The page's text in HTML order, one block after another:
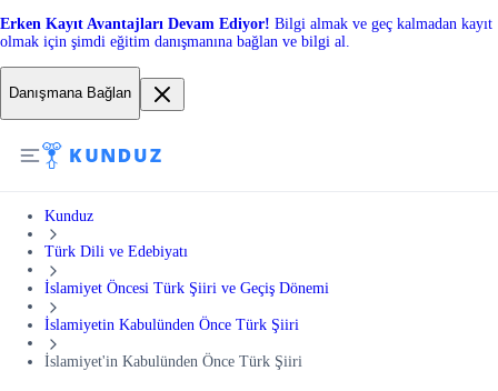
Erken Kayıt Avantajları Devam Ediyor! Bilgi almak ve geç kalmadan kayıt
olmak için şimdi eğitim danışmanına bağlan ve bilgi al.
Danışmana Bağlan
Kunduz
Türk Dili ve Edebiyatı
İslamiyet Öncesi Türk Şiiri ve Geçiş Dönemi
İslamiyetin Kabulünden Önce Türk Şiiri
İslamiyet'in Kabulünden Önce Türk Şiiri